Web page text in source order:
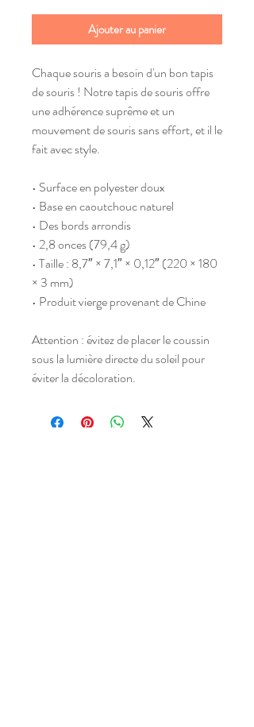
Ajouter au panier
Chaque souris a besoin d'un bon tapis
de souris ! Notre tapis de souris offre
une adhérence suprême et un
mouvement de souris sans effort, et il le
fait avec style.
• Surface en polyester doux
• Base en caoutchouc naturel
• Des bords arrondis
• 2,8 onces (79,4 g)
• Taille : 8,7″ × 7,1″ × 0,12″ (220 × 180
× 3 mm)
• Produit vierge provenant de Chine
Attention : évitez de placer le coussin
sous la lumière directe du soleil pour
éviter la décoloration.